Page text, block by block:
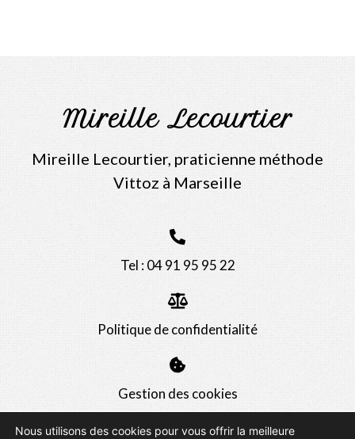
Mireille Lecourtier
Mireille Lecourtier, praticienne méthode
Vittoz à Marseille
Tel : 04 91 95 95 22
Politique de confidentialité
Gestion des cookies
Nous utilisons des cookies pour vous offrir la meilleure